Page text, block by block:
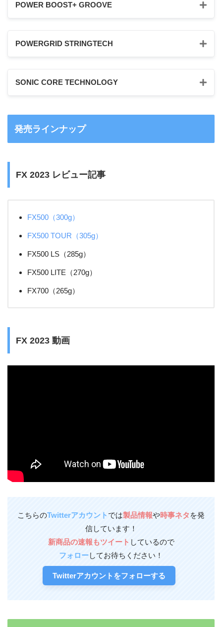
POWER BOOST+ GROOVE
POWERGRID STRINGTECH
SONIC CORE TECHNOLOGY
発売ラインナップ
FX 2023 レビュー記事
FX500（300g）
FX500 TOUR（305g）
FX500 LS（285g）
FX500 LITE（270g）
FX700（265g）
FX 2023 動画
こちらのTwitterアカウント では製品情報や時事ネタを発
信しています！
新商品の速報 もツイート しているので
フォローしてお待ちください！
Twitterアカウントをフォローする